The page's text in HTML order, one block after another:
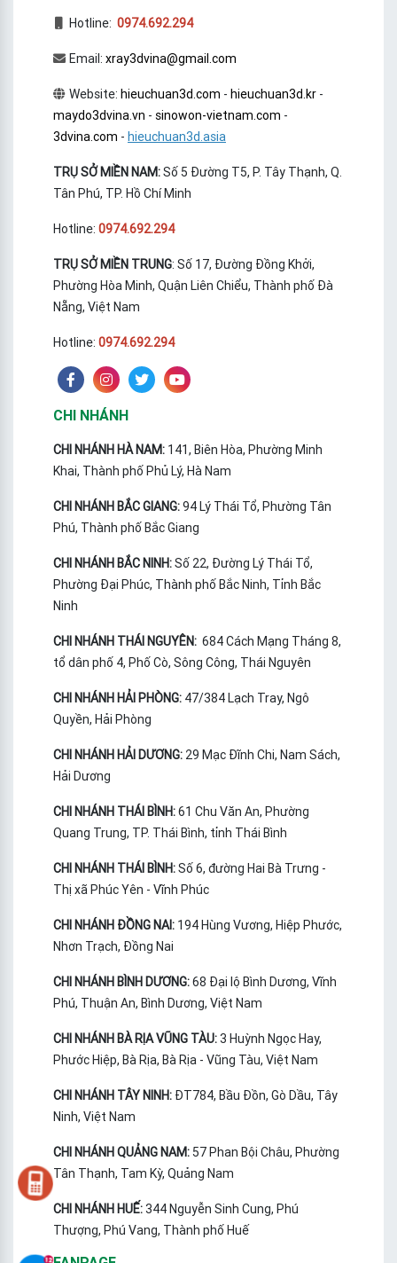
Hotline: 0974.692.294
Email: xray3dvina@gmail.com
Website: hieuchuan3d.com - hieuchuan3d.kr-
maydo3dvina.vn - sinowon-vietnam.com -
3dvina.com - hieuchuan3d.asia
TRỤ SỞ MIỀN NAM:Số 5 Đường T5, P. Tây Thạnh, Q.
Tân Phú, TP. Hồ Chí Minh
Hotline: 0974.692.294
TRỤ SỞ MIỀN TRUNG: Số 17, Đường Đồng Khởi,
Phường Hòa Minh, Quận Liên Chiểu, Thành phố Đà
Nẵng, Việt Nam
Hotline: 0974.692.294
CHI NHÁNH
CHI NHÁNH HÀ NAM: 141, Biên Hòa, Phường Minh
Khai, Thành phố Phủ Lý, Hà Nam
CHI NHÁNH BẮC GIANG:94 Lý Thái Tổ, Phường Tân
Phú, Thành phố Bắc Giang
CHI NHÁNH BẮC NINH:Số 22, Đường Lý Thái Tổ,
Phường Đại Phúc, Thành phố Bắc Ninh, Tỉnh Bắc
Ninh
CHI NHÁNH THÁI NGUYÊN: 684 Cách Mạng Tháng 8,
tổ dân phố 4, Phố Cò, Sông Công, Thái Nguyên
CHI NHÁNH HẢI PHÒNG: 47/384 Lạch Tray, Ngô
Quyền, Hải Phòng
CHI NHÁNH HẢI DƯƠNG: 29 Mạc Đĩnh Chi, Nam Sách,
Hải Dương
CHI NHÁNH THÁI BÌNH:61 Chu Văn An, Phường
Quang Trung, TP. Thái Bình, tỉnh Thái Bình
CHI NHÁNH THÁI BÌNH:Số 6, đường Hai Bà Trưng -
Thị xã Phúc Yên - Vĩnh Phúc
CHI NHÁNH ĐỒNG NAI: 194 Hùng Vương, Hiệp Phước,
Nhơn Trạch, Đồng Nai
CHI NHÁNH BÌNH DƯƠNG:68 Đại lộ Bình Dương, Vĩnh
Phú, Thuận An, Bình Dương, Việt Nam
CHI NHÁNH BÀ RỊA VŨNG TÀU:3 Huỳnh Ngọc Hay,
Phước Hiệp, Bà Rịa, Bà Rịa - Vũng Tàu, Việt Nam
CHI NHÁNH TÂY NINH: ĐT784, Bầu Đồn, Gò Dầu, Tây
Ninh, Việt Nam
CHI NHÁNH QUẢNG NAM: 57 Phan Bội Châu, Phường
Tân Thạnh, Tam Kỳ, Quảng Nam
CHI NHÁNH HUẾ:344 Nguyễn Sinh Cung, Phú
Thượng, Phú Vang, Thành phố Huế